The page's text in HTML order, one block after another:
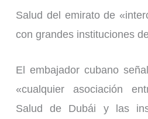
Salud del emirato de
con grandes instituciones
El embajador cubano
«cualquier asociación
Salud de Dubái y las